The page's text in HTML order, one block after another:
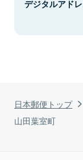
日本郵便トップ
山田葉室町
デジタルアド